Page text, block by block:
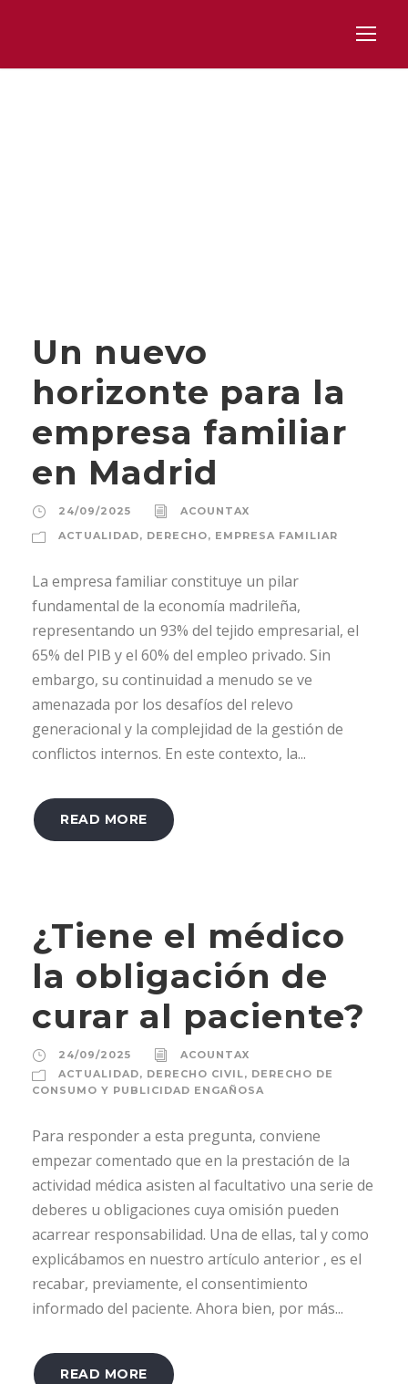
Un nuevo
horizonte para la
empresa familiar
en Madrid
24/09/2025
ACOUNTAX
ACTUALIDAD, DERECHO, EMPRESA FAMILIAR
La empresa familiar constituye un pilar
fundamental de la economía madrileña,
representando un 93% del tejido empresarial, el
65% del PIB y el 60% del empleo privado. Sin
embargo, su continuidad a menudo se ve
amenazada por los desafíos del relevo
generacional y la complejidad de la gestión de
conflictos internos. En este contexto, la...
READ MORE
¿Tiene el médico
la obligación de
curar al paciente?
24/09/2025
ACOUNTAX
ACTUALIDAD, DERECHO CIVIL, DERECHO DE
CONSUMO Y PUBLICIDAD ENGAÑOSA
Para responder a esta pregunta, conviene
empezar comentado que en la prestación de la
actividad médica asisten al facultativo una serie de
deberes u obligaciones cuya omisión pueden
acarrear responsabilidad. Una de ellas, tal y como
explicábamos en nuestro artículo anterior , es el
recabar, previamente, el consentimiento
informado del paciente. Ahora bien, por más...
READ MORE